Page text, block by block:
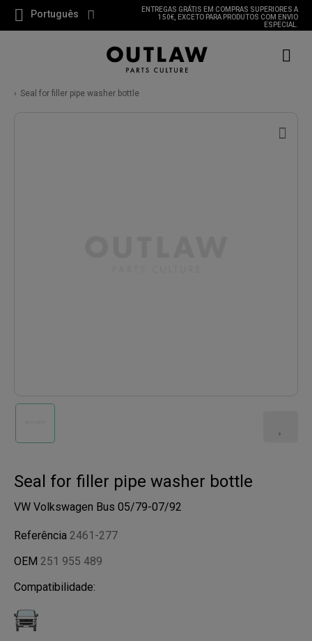
Português
ENTREGAS GRÁTIS EM COMPRAS SUPERIORES A
150€, EXCETO PARA PRODUTOS COM ENVIO
ESPECIAL.
Seal for filler pipe washer bottle
Seal for filler pipe washer bottle
VW Volkswagen Bus 05/79-07/92
Referência 2461-277
OEM 251 955 489
Compatibilidade: